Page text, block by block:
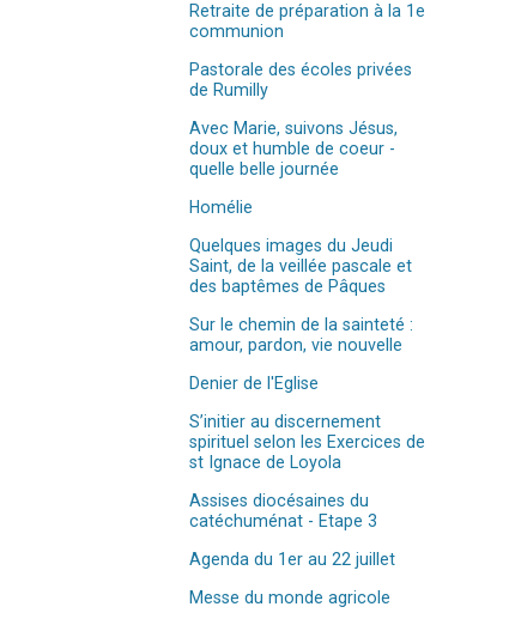
Retraite de préparation à la 1e
communion
Pastorale des écoles privées
de Rumilly
Avec Marie, suivons Jésus,
doux et humble de coeur -
quelle belle journée
Homélie
Quelques images du Jeudi
Saint, de la veillée pascale et
des baptêmes de Pâques
Sur le chemin de la sainteté :
amour, pardon, vie nouvelle
Denier de l'Eglise
S’initier au discernement
spirituel selon les Exercices de
st Ignace de Loyola
Assises diocésaines du
catéchuménat - Etape 3
Agenda du 1er au 22 juillet
Messe du monde agricole